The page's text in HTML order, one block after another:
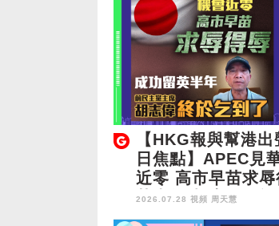
【HKG報與幫港
日焦點】APEC見
近零 高市早苗求
英半年 胡志偉終於
2026.07.28 視頻 周天慧